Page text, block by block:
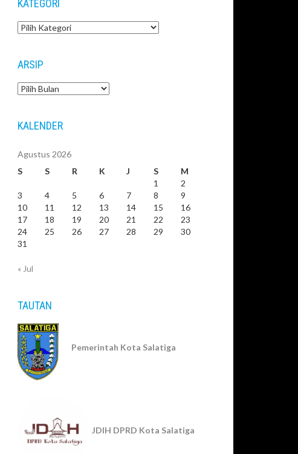
KATEGORI
Kategori
ARSIP
Arsip
KALENDER
Agustus 2026
S
S R K J S
M
1
2
3
4 5 6 7 8
9
10
11 12 13 14 15
16
17
18 19 20 21 22
23
24
25 26 27 28 29
30
31
« Jul
TAUTAN
Pemerintah Kota Salatiga
JDIH DPRD Kota Salatiga